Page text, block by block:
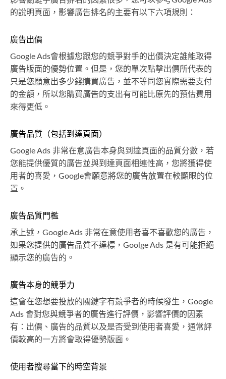
的說明頁面，影響廣告排名的主要有以下六項規則：
廣告出價
Google Ads會根據您跟您的競爭對手的出價決定誰能取得
廣告版面的優勢位置。但是，您的單次點擊出價所代表的
只是您願意出多少錢購買廣告，並不等同您實際需要支付
的金額，所以您購買廣告的支出有可能比原先的預估費用
來得更低。
廣告品質（包括到達頁面）
Google Ads 非常在意廣告本身與到達頁面的品質分數，若
您能提供優質的廣告並與到達頁面相連性高，您將獲得使
用者的喜愛，Google會願意將您的廣告放置在較顯眼的位
置。
廣告品質門檻
承上述，Google Ads 非常在意使用者喜不喜歡您的廣告，
如果您提供的廣告品質不達標，Goolge Ads 是有可能拒絕
顯示您的廣告的。
廣告本身的競爭力
這會在您想要投放的關鍵字有競爭者的時候發生，Google
Ads 會對您與競爭者的廣告進行評價，影響評價的因素
有：出價、廣告的品質以及是否受到使用者喜愛，通常評
價較高的一方將會取得優勢版面。
使用者搜尋當下的時空背景